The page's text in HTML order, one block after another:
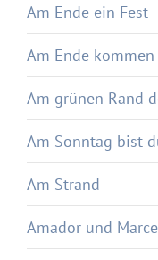
Am Ende ein Fest
Am Ende
Am grünen Rand
Am Sonntag bist
Am Strand
Amador und